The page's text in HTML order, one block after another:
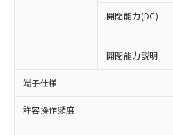
開閉能力(DC)
開閉能力説明
端子仕様
許容操作頻度
ことをご了承くだ
在庫状況および標
記載している更新
タに基づき作成さ
覧された時点での
準価格とは異なる
正式な納期状況お
いたものが、含有品と判
むを得ず変更することが
*EU RoHS指令（10物質）：
鉛(Pb) 1000ppm以下、 水銀
六価クロム(Cr(Ⅵ)) 1000ppm以
類(PBB) 1000ppm以下、ポリ
(PBDE) 1000ppm以下、フタル
ル) (DEHP)(別名：DOP)
ルベンジル（BBP） 1000ppm
基準値を超えていること
「－」：未確認です。当
ム) : 100ppm、
Cr(Ⅵ)(六価クロム) : 1000ppm
ニル類) : 1000ppm、 PBDEs(ポ
ル類) : 1000ppm、
DBP(フタル酸ジブチル) :
当社は、これら貴
為替および外国貿
（以下｢規制貨物
または国外への提
国政府の輸出許可(
可)を取得するなど
当社は規制貨物を
全に破砕するなど
説明
○ 一定数以上の